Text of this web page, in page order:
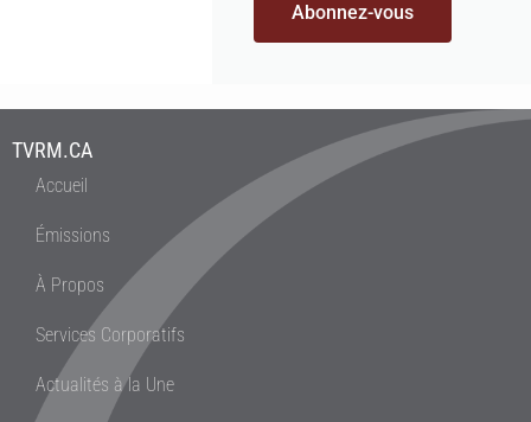
Abonnez-vous
TVRM.CA
Accueil
Émissions
À Propos
Services Corporatifs
Actualités à la Une